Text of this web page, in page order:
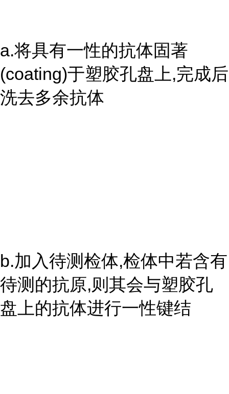
a.将具有一性的抗体固著
(coating)于塑胶孔盘上,完成后
洗去多余抗体
b.加入待测检体,检体中若含有
待测的抗原,则其会与塑胶孔
盘上的抗体进行一性键结